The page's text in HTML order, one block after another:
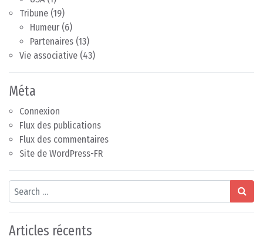
Tribune (19)
Humeur (6)
Partenaires (13)
Vie associative (43)
Méta
Connexion
Flux des publications
Flux des commentaires
Site de WordPress-FR
Search
Articles récents